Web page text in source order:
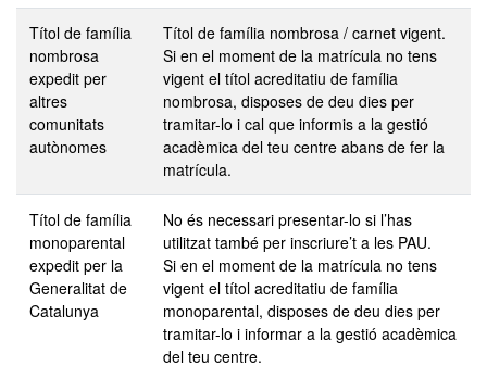
Títol de família
nombrosa
expedit per
altres
comunitats
autònomes
Títol de família nombrosa / carnet vigent.
Si en el moment de la matrícula no tens
vigent el títol acreditatiu de família
nombrosa, disposes de deu dies per
tramitar-lo i cal que informis a la gestió
acadèmica del teu centre abans de fer la
matrícula.
Títol de família
monoparental
expedit per la
Generalitat de
Catalunya
No és necessari presentar-lo si l’has
utilitzat també per inscriure’t a les PAU.
Si en el moment de la matrícula no tens
vigent el títol acreditatiu de família
monoparental, disposes de deu dies per
tramitar-lo i informar a la gestió acadèmica
del teu centre.